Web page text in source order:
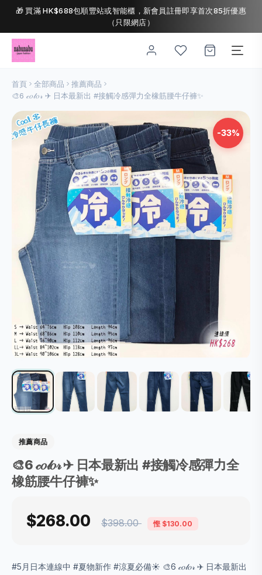
🎁 買滿 HK$688包順豐站或智能櫃，新會員註冊即享首次85折優惠
（只限網店）
首頁 全部商品
推薦商品
🎨6 𝒸𝑜𝓁𝑜𝓇 ✈ 日本最新出 #接觸冷感彈力全橡筋腰牛仔褲✨
-33%
推薦商品
🎨6 𝒸𝑜𝓁𝑜𝓇 ✈ 日本最新出 #接觸冷感彈力全
橡筋腰牛仔褲✨
$268.00 $398.00 慳 $130.00
#5月日本連線中 #夏物新作 #涼夏必備☀️ 🎨6 𝒸𝑜𝓁𝑜𝓇 ✈ 日本最新出